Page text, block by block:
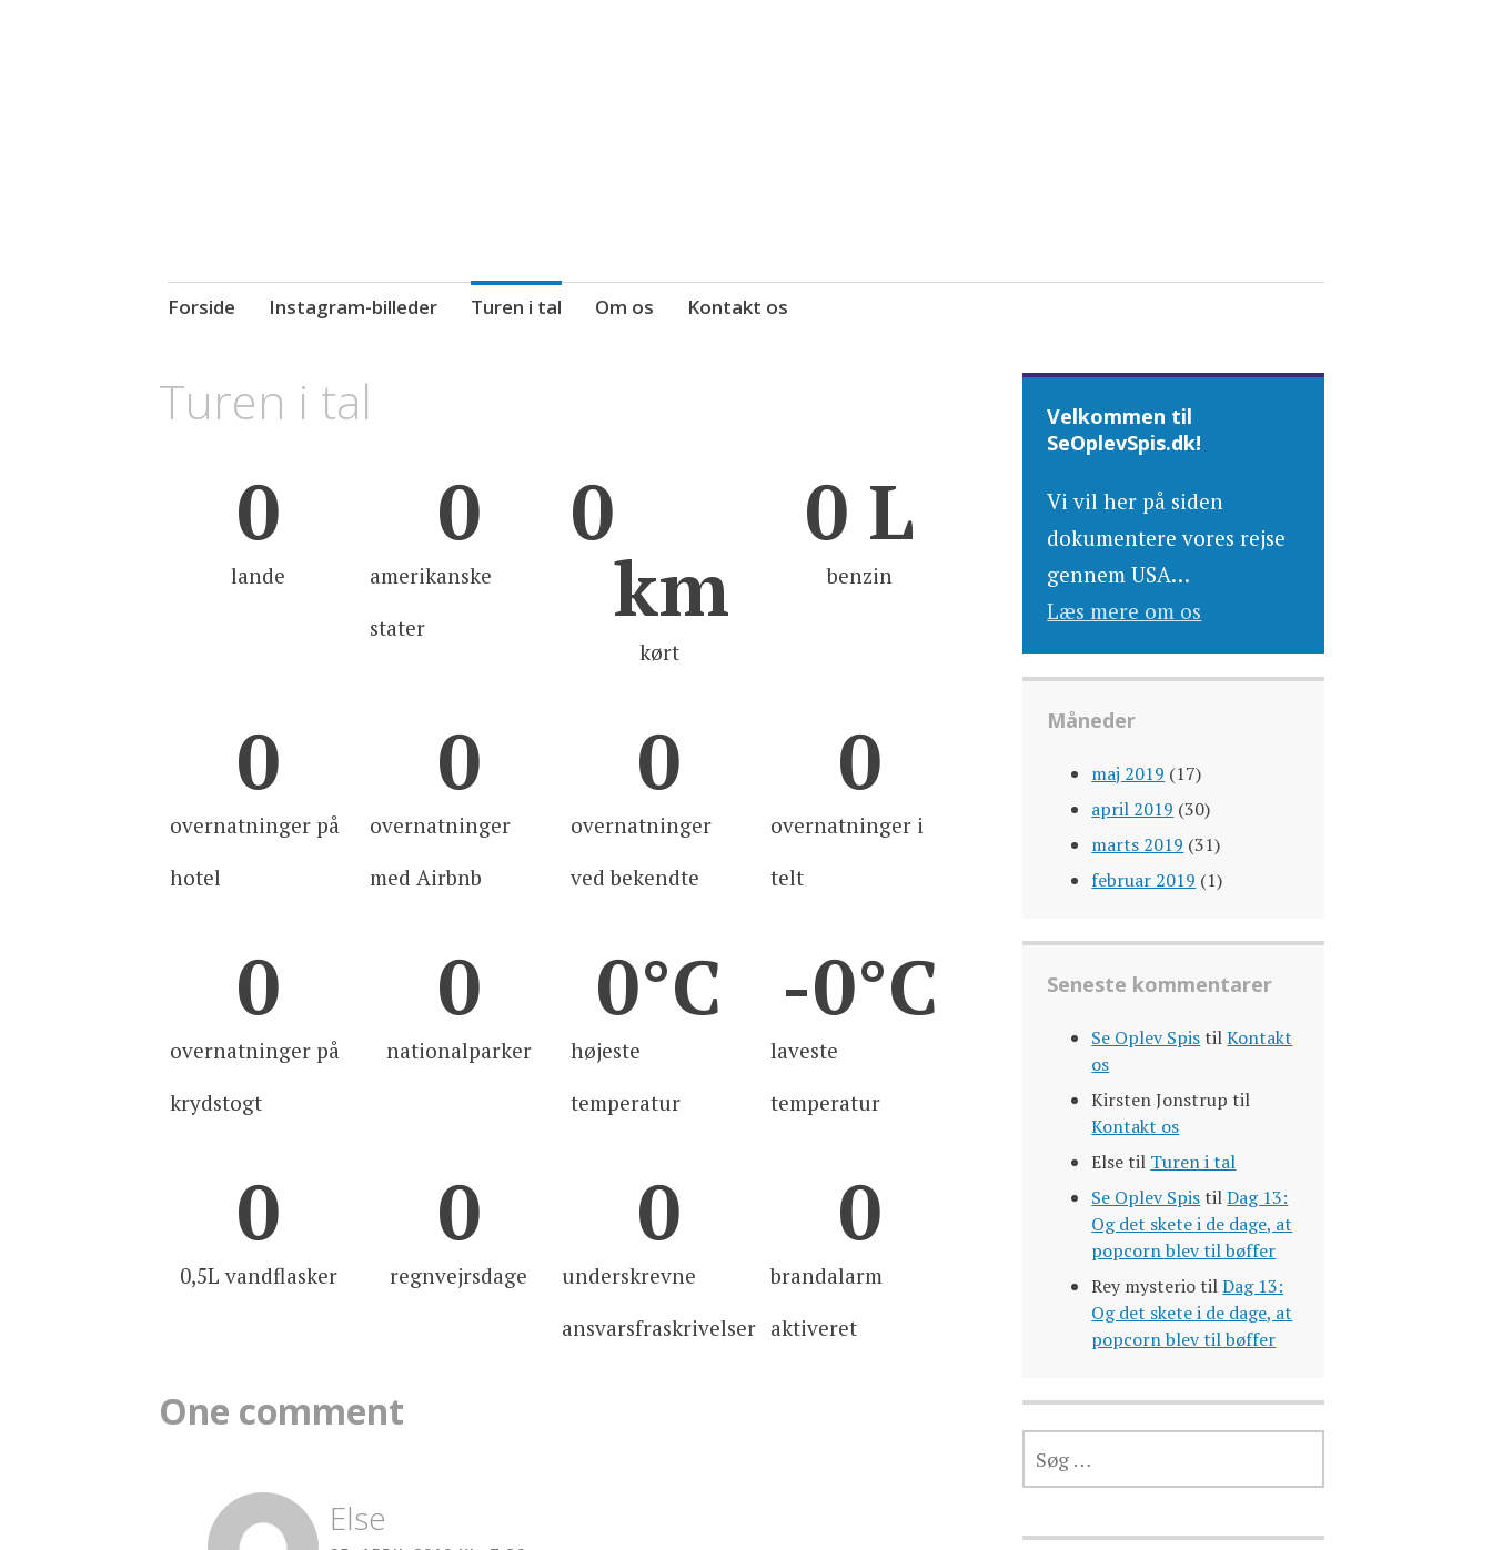
Forside Instagram-billeder Turen i tal Om os Kontakt os
Turen i tal
lande
0
amerikanske
stater
0
kørt
0
km benzin
0 L
overnatninger på
hotel
0
overnatninger
med Airbnb
0
overnatninger
ved bekendte
0
overnatninger i
telt
0
overnatninger på
krydstogt
0
nationalparker
0
højeste
temperatur
0°C
laveste
temperatur
-0°C
0,5L vandflasker
0
regnvejrsdage
0
underskrevne
ansvarsfraskrivelser
0
brandalarm
aktiveret
0
One comment
Else
Velkommen til
SeOplevSpis.dk!
Vi vil her på siden
dokumentere vores rejse
gennem USA…
Læs mere om os
Måneder
maj 2019 (17)
april 2019 (30)
marts 2019 (31)
februar 2019 (1)
Seneste kommentarer
Se Oplev Spis tilKontakt
os
Kirsten Jonstrup til
Kontakt os
Else til Turen i tal
Se Oplev Spis tilDag 13:
Og det skete i de dage, at
popcorn blev til bøffer
Rey mysterio tilDag 13:
Og det skete i de dage, at
popcorn blev til bøffer